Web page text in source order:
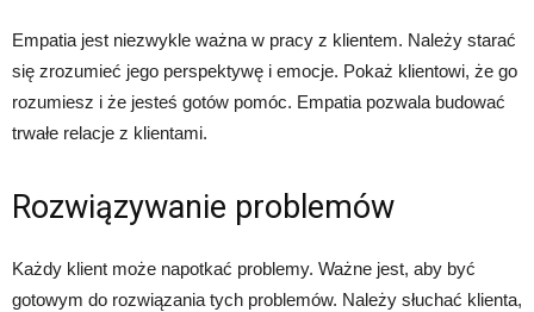
Empatia jest niezwykle ważna w pracy z klientem. Należy starać
się zrozumieć jego perspektywę i emocje. Pokaż klientowi, że go
rozumiesz i że jesteś gotów pomóc. Empatia pozwala budować
trwałe relacje z klientami.
Rozwiązywanie problemów
Każdy klient może napotkać problemy. Ważne jest, aby być
gotowym do rozwiązania tych problemów. Należy słuchać klienta,